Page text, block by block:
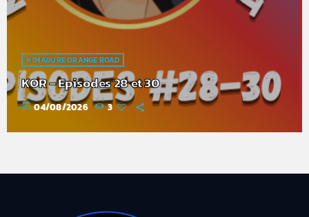
KIMAGURE ORANGE ROAD
KOR – Episodes 28 et 30
today 04/08/2026 3